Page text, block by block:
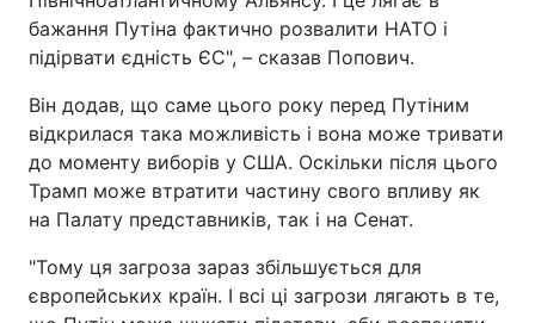
бажання Путіна фактично розвалити НАТО і
підірвати єдність ЄС", – сказав Попович.
Він додав, що саме цього року перед Путіним
відкрилася така можливість і вона може тривати
до моменту виборів у США. Оскільки після цього
Трамп може втратити частину свого впливу як
на Палату представників, так і на Сенат.
"Тому ця загроза зараз збільшується для
європейських країн. І всі ці загрози лягають в те,